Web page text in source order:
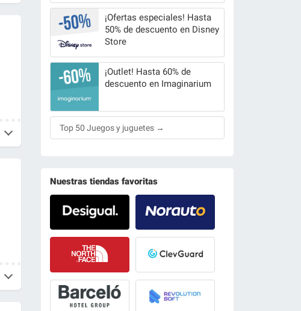
¡Ofertas especiales! Hasta
50% de descuento en Disney
Store
¡Outlet! Hasta 60% de
descuento en Imaginarium
Top 50 Juegos y juguetes →
Nuestras tiendas favoritas